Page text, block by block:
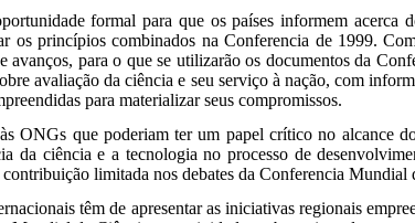
formal para que os países informem acerca
os princípios combinados na Conferencia de 1999.
avanços, para o que se utilizarão os documentos da
avaliação da ciência e seu serviço à nação, com
para materializar seus compromissos.
ONGs que poderiam ter um papel crítico no alcance
da ciência e a tecnologia no processo de
limitada nos debates da Conferencia Mundial
têm de apresentar as iniciativas regionais